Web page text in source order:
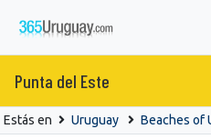
Punta del Este
Estás en Uruguay Beaches of